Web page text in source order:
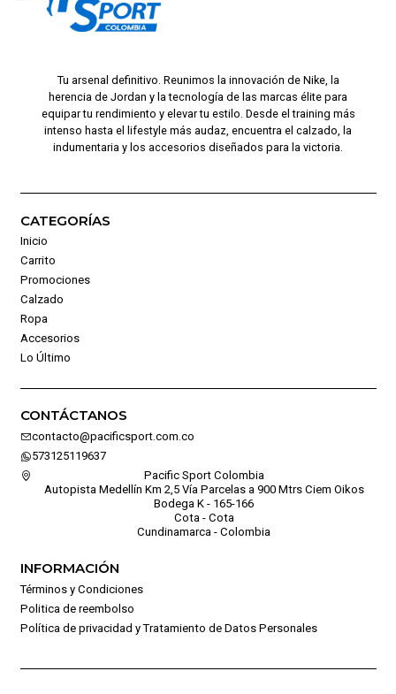
Tu arsenal definitivo. Reunimos la innovación de Nike, la
herencia de Jordan y la tecnología de las marcas élite para
equipar tu rendimiento y elevar tu estilo. Desde el training más
intenso hasta el lifestyle más audaz, encuentra el calzado, la
indumentaria y los accesorios diseñados para la victoria.
CATEGORÍAS
Inicio
Carrito
Promociones
Calzado
Ropa
Accesorios
Lo Último
CONTÁCTANOS
contacto@pacificsport.com.co
573125119637
Pacific Sport Colombia
Autopista Medellín Km 2,5 Vía Parcelas a 900 Mtrs Ciem Oikos
Bodega K - 165-166
Cota - Cota
Cundinamarca - Colombia
INFORMACIÓN
Términos y Condiciones
Politica de reembolso
Política de privacidad y Tratamiento de Datos Personales